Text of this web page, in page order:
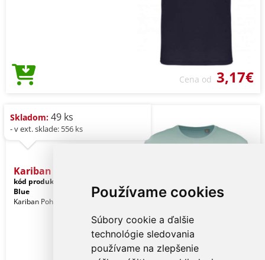
Používame cookies
Súbory cookie a ďalšie
technológie sledovania
používame na zlepšenie
Cena od 3,17€
Skladom: 49 ks
- v ext. sklade: 556 ks
Kariban Bio150ic Men's Ro
kód produktu:
Blue
Kariban Pohlavie: Muži